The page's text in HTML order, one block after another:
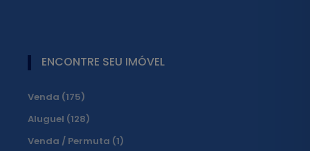
ENCONTRE SEU IMÓVEL
Venda (175)
Aluguel (128)
Venda / Permuta (1)